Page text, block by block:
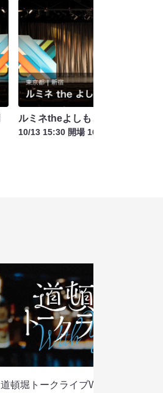
ルミネtheよしもと 平日公演 プ
10/13 15:30 開場 16:00 開演
道頓堀トークライブWITH